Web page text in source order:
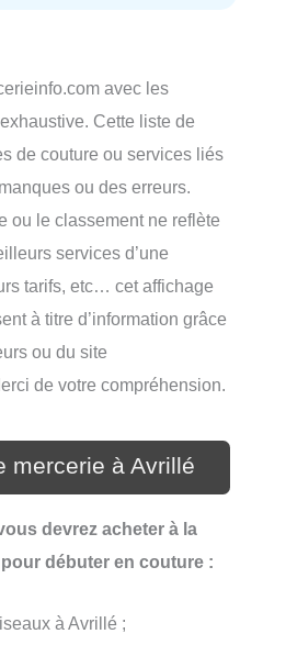
avec les
Cette liste de
de couture ou services liés
ou des erreurs.
ou le classement ne reflète
services d’une
tarifs, etc… cet affichage
à titre d’information grâce
ou du site
de votre compréhension.
mercerie à Avrillé
devrez acheter à la
débuter en couture :
à Avrillé ;